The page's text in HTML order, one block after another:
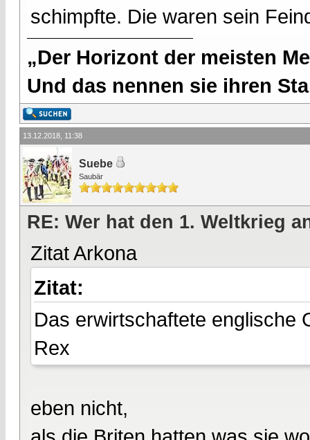
schimpfte. Die waren sein
„Der Horizont der meisten
Und das nennen sie ihren
13.12.2018, 11:38
Suebe
Saubär
RE: Wer hat den 1. Weltkrieg
Zitat Arkona
Zitat:
Das erwirtschaftete englische
Rex
eben nicht,